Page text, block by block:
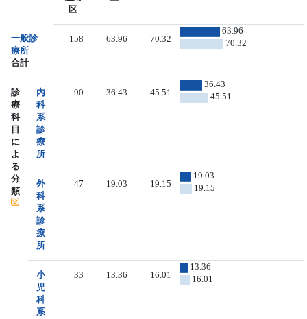
区
一般診
療所
合計
158 63.96 70.32
63.96
70.32
診
療
科
目
に
よ
る
分
類
内
科
系
診
療
所
90 36.43 45.51
36.43
45.51
外
科
系
診
療
所
47 19.03 19.15
19.03
19.15
小
児
科
系
33 13.36 16.01
13.36
16.01